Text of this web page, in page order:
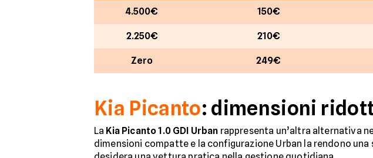
4.500€ 150€
2.250€ 210€
Zero 249€
Kia Picanto: dimensioni
La Kia Picanto 1.0 GDI Urban rappresenta un’altra alternativa
dimensioni compatte e la configurazione Urban la rendono